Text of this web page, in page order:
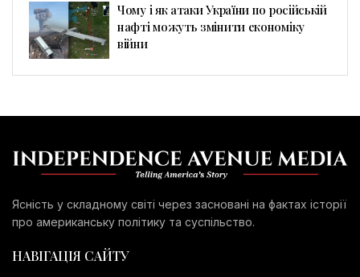
Чому і як атаки України по російській
нафті можуть змінити економіку
війни
Ясність у складному світі через засновані на фактах історії
про американську політику та суспільство.
НАВІГАЦІЯ САЙТУ